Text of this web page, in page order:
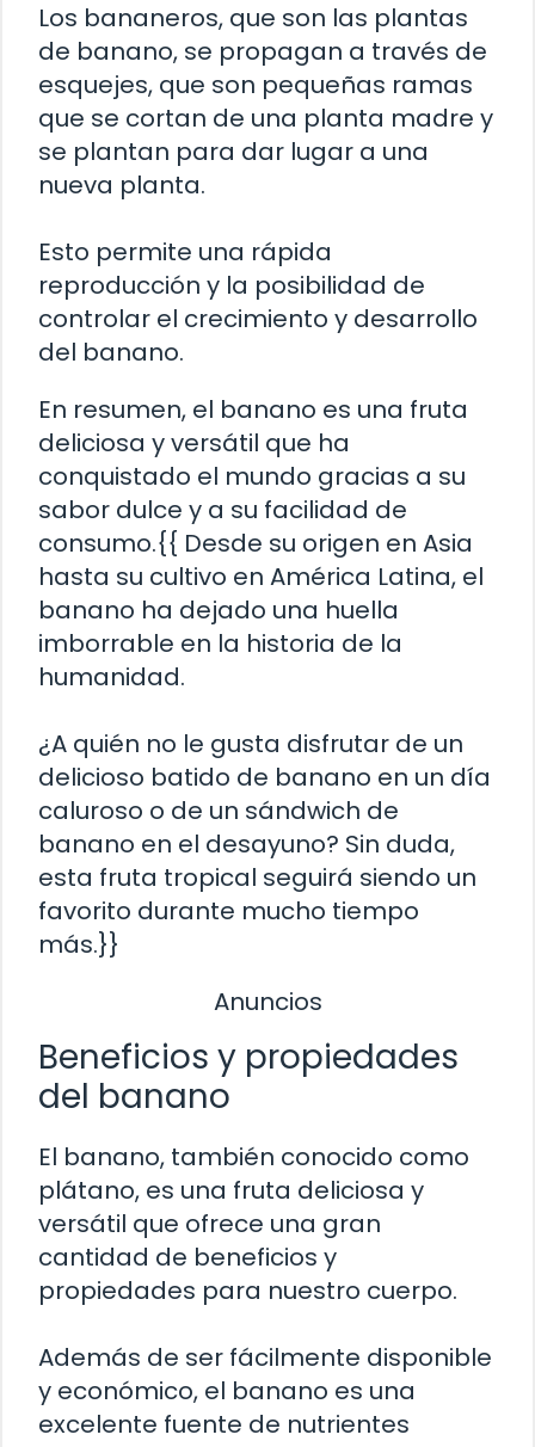
Los bananeros, que son las plantas
de banano, se propagan a través de
esquejes, que son pequeñas ramas
que se cortan de una planta madre y
se plantan para dar lugar a una
nueva planta.
Esto permite una rápida
reproducción y la posibilidad de
controlar el crecimiento y desarrollo
del banano.
En resumen, el banano es una fruta
deliciosa y versátil que ha
conquistado el mundo gracias a su
sabor dulce y a su facilidad de
consumo.{{ Desde su origen en Asia
hasta su cultivo en América Latina, el
banano ha dejado una huella
imborrable en la historia de la
humanidad.
¿A quién no le gusta disfrutar de un
delicioso batido de banano en un día
caluroso o de un sándwich de
banano en el desayuno? Sin duda,
esta fruta tropical seguirá siendo un
favorito durante mucho tiempo
más.}}
Anuncios
Beneficios y propiedades
del banano
El banano, también conocido como
plátano, es una fruta deliciosa y
versátil que ofrece una gran
cantidad de beneficios y
propiedades para nuestro cuerpo.
Además de ser fácilmente disponible
y económico, el banano es una
excelente fuente de nutrientes